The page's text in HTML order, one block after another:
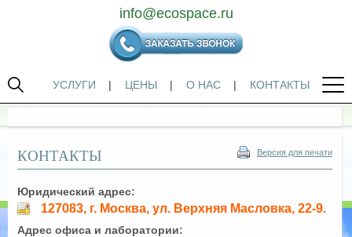
info@ecospace.ru
УСЛУГИ | ЦЕНЫ | О НАС | КОНТАКТЫ
Версия для печати
КОНТАКТЫ
Юридический адрес:
127083, г. Москва, ул. Верхняя Масловка, 22-9.
Адрес офиса и лаборатории: